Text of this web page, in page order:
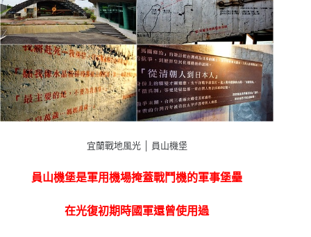
宜蘭戰地風光 │ 員山機堡
員山機堡是軍用機場掩蓋戰鬥機的軍事堡壘
在光復初期時國軍還曾使用過